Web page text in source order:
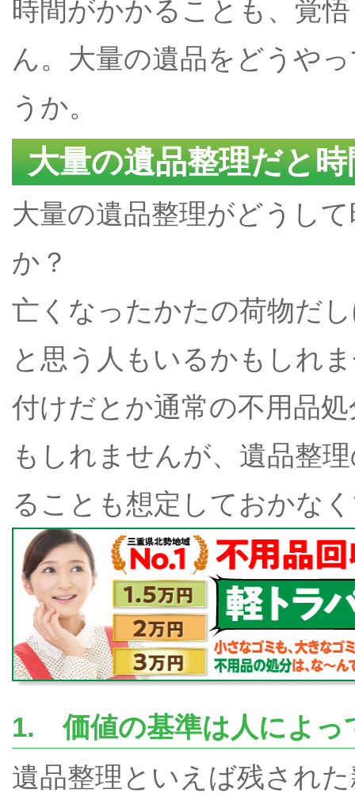
時間がかかることも、覚
ん。大量の遺品をどうや
うか。
大量の遺品整理だと
大量の遺品整理がどうし
か？
亡くなったかたの荷物だ
と思う人もいるかもしれ
付けだとか通常の不用品
もしれませんが、遺品整
ることも想定しておかな
1. 価値の基準は人によっ
遺品整理といえば残され